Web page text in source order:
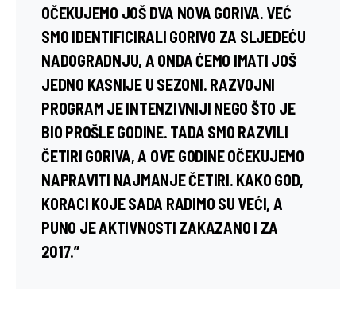
OČEKUJEMO JOŠ DVA NOVA GORIVA. VEĆ
SMO IDENTIFICIRALI GORIVO ZA SLJEDEĆU
NADOGRADNJU, A ONDA ĆEMO IMATI JOŠ
JEDNO KASNIJE U SEZONI. RAZVOJNI
PROGRAM JE INTENZIVNIJI NEGO ŠTO JE
BIO PROŠLE GODINE. TADA SMO RAZVILI
ČETIRI GORIVA, A OVE GODINE OČEKUJEMO
NAPRAVITI NAJMANJE ČETIRI. KAKO GOD,
KORACI KOJE SADA RADIMO SU VEĆI, A
PUNO JE AKTIVNOSTI ZAKAZANO I ZA
2017.”